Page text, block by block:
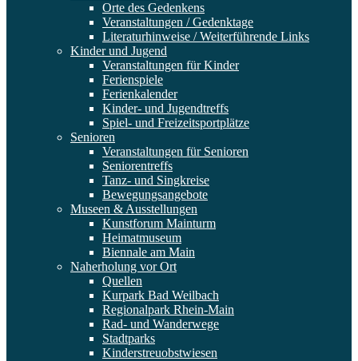
Orte des Gedenkens
Veranstaltungen / Gedenktage
Literaturhinweise / Weiterführende Links
Kinder und Jugend
Veranstaltungen für Kinder
Ferienspiele
Ferienkalender
Kinder- und Jugendtreffs
Spiel- und Freizeitsportplätze
Senioren
Veranstaltungen für Senioren
Seniorentreffs
Tanz- und Singkreise
Bewegungsangebote
Museen & Ausstellungen
Kunstforum Mainturm
Heimatmuseum
Biennale am Main
Naherholung vor Ort
Quellen
Kurpark Bad Weilbach
Regionalpark Rhein-Main
Rad- und Wanderwege
Stadtparks
Kinderstreuobstwiesen